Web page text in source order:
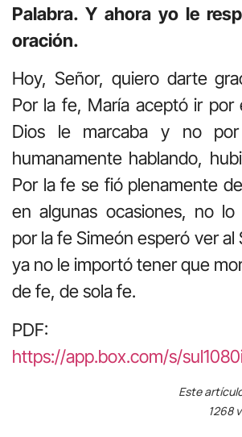
Palabra. Y ahora yo le
oración.
Hoy, Señor, quiero darte
Por la fe, María aceptó ir por
Dios le marcaba y no
humanamente hablando,
Por la fe se fió plenamente
en algunas ocasiones, no lo
por la fe Simeón esperó ver al
ya no le importó tener que
de fe, de sola fe.
PDF:
https://app.box.com/s/
Este
1268